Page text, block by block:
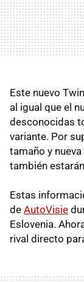
Este nuevo
al igual que el
desconocidas
variante. Por
tamaño y
también
Estas
de AutoVisie
Eslovenia.
rival directo